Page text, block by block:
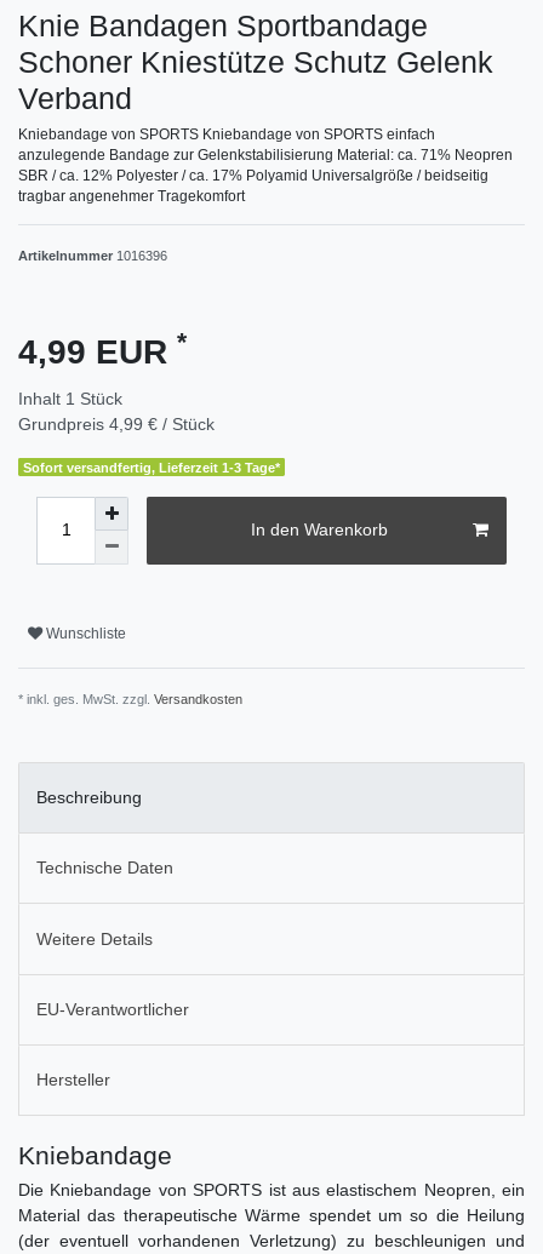
Knie Bandagen Sportbandage
Schoner Kniestütze Schutz Gelenk
Verband
Kniebandage von SPORTS Kniebandage von SPORTS einfach
anzulegende Bandage zur Gelenkstabilisierung Material: ca. 71% Neopren
SBR / ca. 12% Polyester / ca. 17% Polyamid Universalgröße / beidseitig
tragbar angenehmer Tragekomfort
Artikelnummer 1016396
4,99 EUR *
Inhalt 1 Stück
Grundpreis 4,99 € / Stück
Sofort versandfertig, Lieferzeit 1-3 Tage*
In den Warenkorb
Wunschliste
* inkl. ges. MwSt. zzgl. Versandkosten
Beschreibung
Technische Daten
Weitere Details
EU-Verantwortlicher
Hersteller
Kniebandage
Die Kniebandage von SPORTS ist aus elastischem Neopren, ein
Material das therapeutische Wärme spendet um so die Heilung
(der eventuell vorhandenen Verletzung) zu beschleunigen und